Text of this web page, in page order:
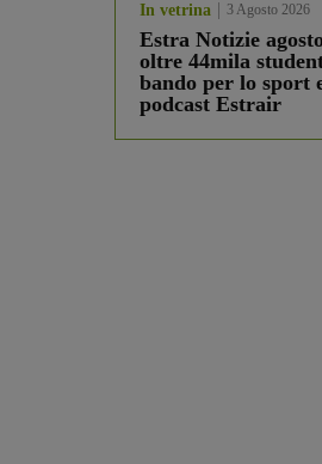
In vetrina 3 Agosto 2026
Estra Notizie
oltre 44mila
bando per lo sport
podcast Estrair